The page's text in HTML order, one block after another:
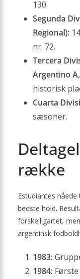
130.
Segunda
Regional):
nr. 72.
Tercera
Argentino
historisk
Cuarta
sæsoner.
række
Estudiantes
bedste hold.
forskelligartet,
argentinsk
1983:
1984: